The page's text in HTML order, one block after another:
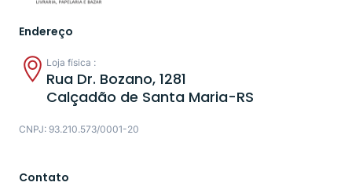
Endereço
Loja física :
Rua Dr. Bozano, 1281
Calçadão de Santa Maria-RS
CNPJ: 93.210.573/0001-20
Contato